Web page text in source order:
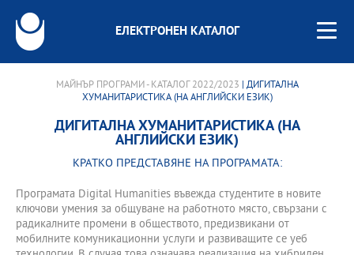
ЕЛЕКТРОНЕН КАТАЛОГ
МАЙНЪР ПРОГРАМИ - КАТАЛОГ 2022/2023 | ДИГИТАЛНА
ХУМАНИТАРИСТИКА (НА АНГЛИЙСКИ ЕЗИК)
ДИГИТАЛНА ХУМАНИТАРИСТИКА (НА
АНГЛИЙСКИ ЕЗИК)
КРАТКО ПРЕДСТАВЯНЕ НА ПРОГРАМАТА:
Програмата Digital Humanities въвежда студентите в новите
ключови умения за общуване на работното място, свързани с
радикалните промени в обществото, предизвикани от
мобилните комуникационни услуги и развиващите се уеб